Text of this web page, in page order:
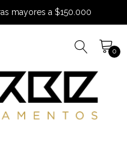
mayores a $150.000
0